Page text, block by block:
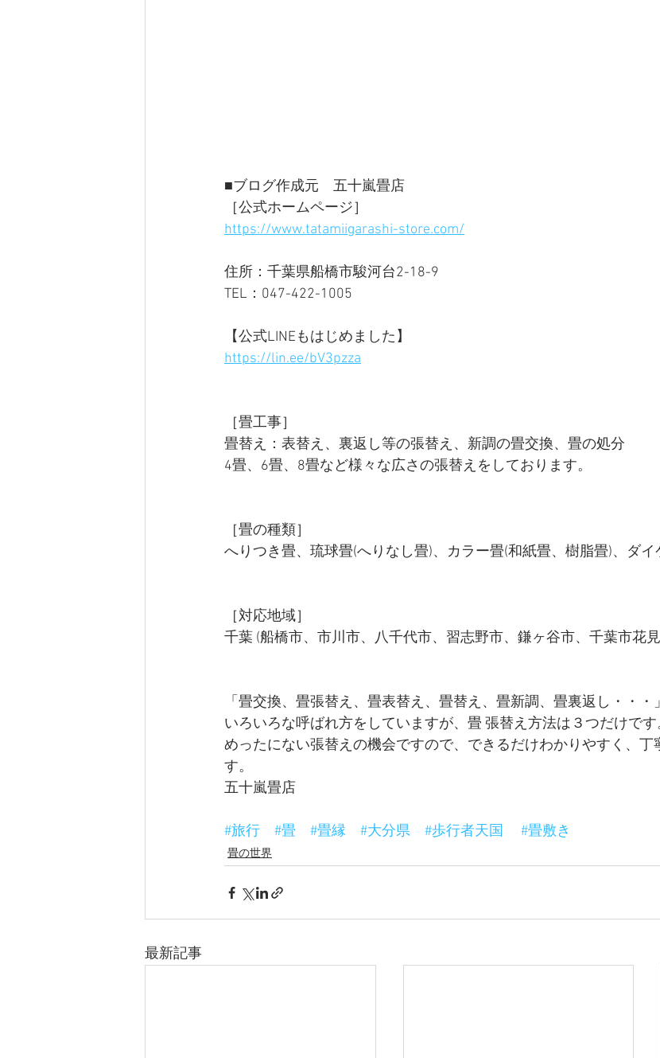
■ブログ作成元　五十嵐畳店
［公式ホームページ］
https://www.tatamiigarashi-store.com/
住所：千葉県船橋市駿河台2-18-9
TEL：047-422-1005
【公式LINEもはじめました】
https://lin.ee/bV3pzza
［畳工事］
畳替え：表替え、裏返し等の張替え、新調の畳交換、畳の処分
4畳、6畳、8畳など様々な広さの張替えをしております。
［畳の種類］
へりつき畳、琉球畳(へりなし畳)、カラー畳(和紙畳、樹脂畳)、ダイ
［対応地域］
千葉 (船橋市、市川市、八千代市、習志野市、鎌ヶ谷市、千葉市花
「畳交換、畳張替え、畳表替え、畳替え、畳新調、畳裏返し・・・
いろいろな呼ばれ方をしていますが、畳 張替え方法は３つだけです
めったにない張替えの機会ですので、できるだけわかりやすく、丁
す。
五十嵐畳店
#旅行 #畳 #畳縁 #大分県 #歩行者天国 #畳敷き
畳の世界
最新記事